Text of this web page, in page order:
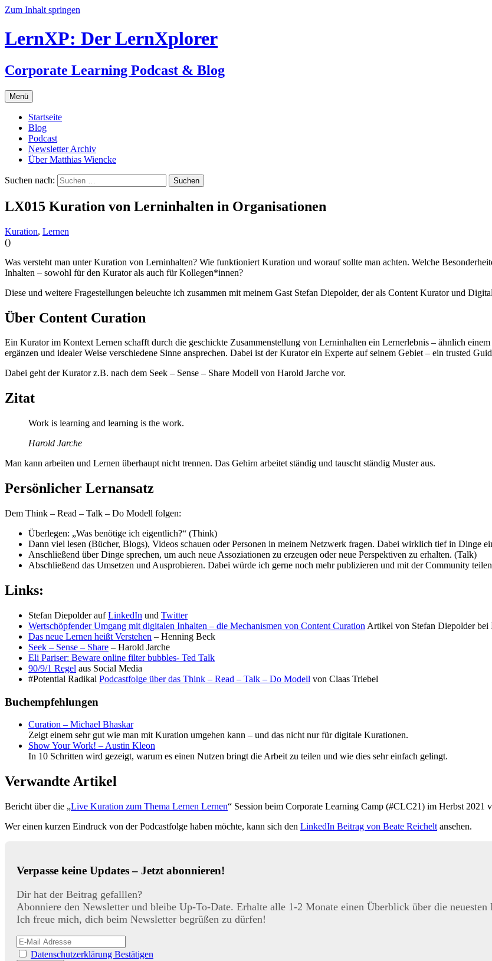
Zum Inhalt springen
LernXP: Der LernXplorer
Corporate Learning Podcast & Blog
Menü
Startseite
Blog
Podcast
Newsletter Archiv
Über Matthias Wiencke
Suchen nach:
LX015 Kuration von Lerninhalten in Organisationen
Kuration, Lernen
()
Was versteht man unter Kuration von Lerninhalten? Wie funktioniert Kuration und worauf sollte man achten. Welche
Inhalten – sowohl für den Kurator als auch für Kollegen*innen?
Diese und weitere Fragestellungen beleuchte ich zusammen mit meinem Gast Stefan Diepolder, der als Content Kurator und
Über Content Curation
Ein Kurator im Kontext Lernen schafft durch die geschickte Zusammenstellung von Lerninhalten ein Lernerlebnis – ähnlich
ergänzen und idealer Weise verschiedene Sinne ansprechen. Dabei ist der Kurator ein Experte auf seinem Gebiet – ein trusted
Dabei geht der Kurator z.B. nach dem Seek – Sense – Share Modell von Harold Jarche vor.
Zitat
Work is learning and learning is the work.
Harold Jarche
Man kann arbeiten und Lernen überhaupt nicht trennen. Das Gehirn arbeitet ständig und tauscht ständig Muster aus.
Persönlicher Lernansatz
Dem Think – Read – Talk – Do Modell folgen:
Überlegen: „Was benötige ich eigentlich?“ (Think)
Dann viel lesen (Bücher, Blogs), Videos schauen oder Personen in meinem Netzwerk fragen. Dabei wirklich tief in Dinge
Anschließend über Dinge sprechen, um auch neue Assoziationen zu erzeugen oder neue Perspektiven zu erhalten. (Talk)
Abschließend das Umsetzen und Ausprobieren. Dabei würde ich gerne noch mehr publizieren und mit der Community
Links:
Stefan Diepolder aufLinkedIn und Twitter
Wertschöpfender Umgang mit digitalen Inhalten – die Mechanismen von Content Curation Artikel von Stefan Diepolder
Das neue Lernen heißt Verstehen – Henning Beck
Seek – Sense – Share – Harold Jarche
Eli Pariser: Beware online filter bubbles- Ted Talk
90/9/1 Regel aus Social Media
#Potential Radikal Podcastfolge über das Think – Read – Talk – Do Modell von Claas Triebel
Buchempfehlungen
Curation – Michael Bhaskar
Zeigt einem sehr gut wie man mit Kuration umgehen kann – und das nicht nur für digitale Kurationen.
Show Your Work! – Austin Kleon
In 10 Schritten wird gezeigt, warum es einen Nutzen bringt die Arbeit zu teilen und wie dies sehr einfach gelingt.
Verwandte Artikel
Bericht über die „Live Kuration zum Thema Lernen Lernen“ Session beim Corporate Learning Camp (#CLC21) im Herbst 2021
Wer einen kurzen Eindruck von der Podcastfolge haben möchte, kann sich den LinkedIn Beitrag von Beate Reichelt ansehen.
Verpasse keine Updates – Jetzt abonnieren!
Dir hat der Beitrag gefalllen?
Abonniere den Newsletter und bleibe Up-To-Date. Erhalte alle 1-2 Monate einen Überblick über die
Ich freue mich, dich beim Newsletter begrüßen zu dürfen!
Datenschutzerklärung Bestätigen